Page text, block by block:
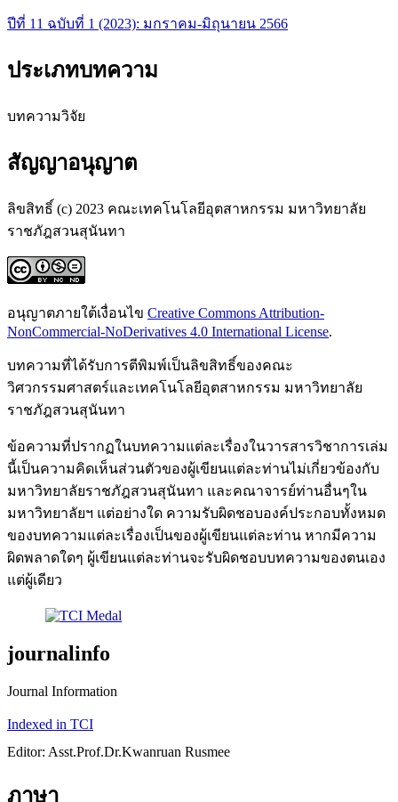
ปีที่ 11 ฉบับที่ 1 (2023): มกราคม-มิถุนายน 2566
ประเภทบทความ
บทความวิจัย
สัญญาอนุญาต
ลิขสิทธิ์ (c) 2023 คณะเทคโนโลยีอุตสาหกรรม มหาวิทยาลัย
ราชภัฎสวนสุนันทา
อนุญาตภายใต้เงื่อนไข Creative Commons Attribution-
NonCommercial-NoDerivatives 4.0 International License.
บทความที่ได้รับการตีพิมพ์เป็นลิขสิทธิ์ของคณะ
วิศวกรรมศาสตร์และเทคโนโลยีอุตสาหกรรม มหาวิทยาลัย
ราชภัฎสวนสุนันทา
ข้อความที่ปรากฏในบทความแต่ละเรื่องในวารสารวิชาการเล่ม
นี้เป็นความคิดเห็นส่วนตัวของผู้เขียนแต่ละท่านไม่เกี่ยวข้องกับ
มหาวิทยาลัยราชภัฎสวนสุนันทา และคณาจารย์ท่านอื่นๆใน
มหาวิทยาลัยฯ แต่อย่างใด ความรับผิดชอบองค์ประกอบทั้งหมด
ของบทความแต่ละเรื่องเป็นของผู้เขียนแต่ละท่าน หากมีความ
ผิดพลาดใดๆ ผู้เขียนแต่ละท่านจะรับผิดชอบบทความของตนเอง
แต่ผู้เดียว
journalinfo
Journal Information
Indexed in TCI
Editor: Asst.Prof.Dr.Kwanruan Rusmee
ภาษา